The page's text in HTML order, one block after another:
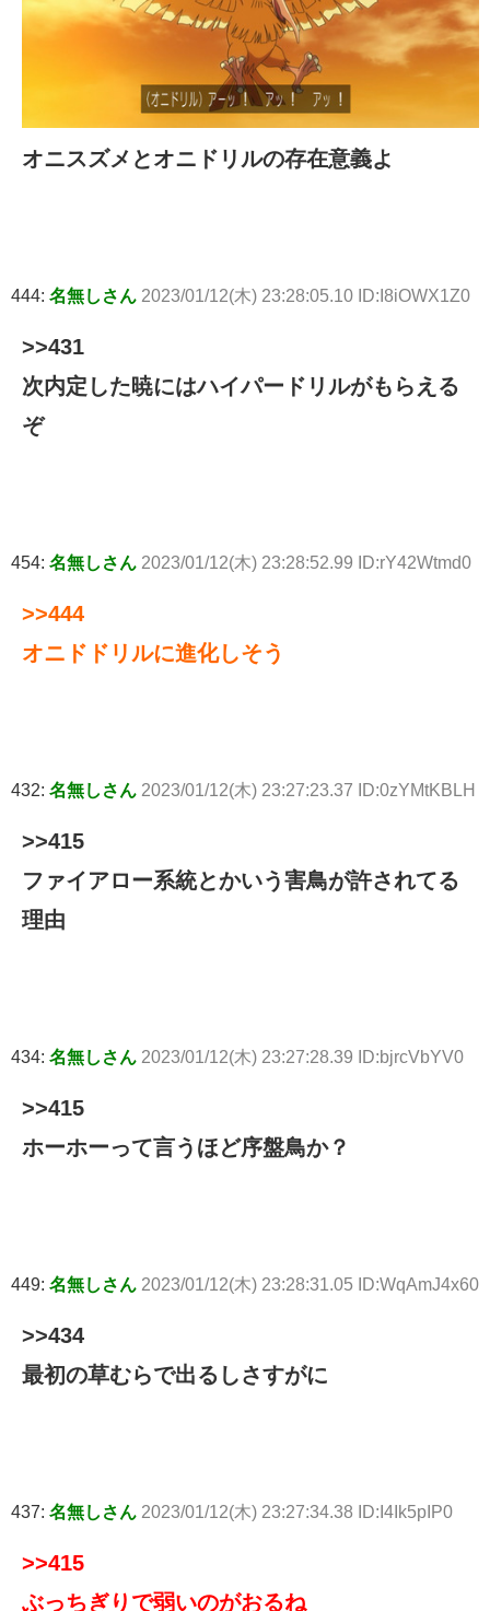
オニスズメとオニドリルの存在意義よ
444: 名無しさん 2023/01/12(木) 23:28:05.10 ID:I8iOWX1Z0
>>431
次内定した暁にはハイパードリルがもらえる
ぞ
454: 名無しさん 2023/01/12(木) 23:28:52.99 ID:rY42Wtmd0
>>444
オニドドリルに進化しそう
432: 名無しさん 2023/01/12(木) 23:27:23.37 ID:0zYMtKBLH
>>415
ファイアロー系統とかいう害鳥が許されてる
理由
434: 名無しさん 2023/01/12(木) 23:27:28.39 ID:bjrcVbYV0
>>415
ホーホーって言うほど序盤鳥か？
449: 名無しさん 2023/01/12(木) 23:28:31.05 ID:WqAmJ4x60
>>434
最初の草むらで出るしさすがに
437: 名無しさん 2023/01/12(木) 23:27:34.38 ID:I4Ik5pIP0
>>415
ぶっちぎりで弱いのがおるね